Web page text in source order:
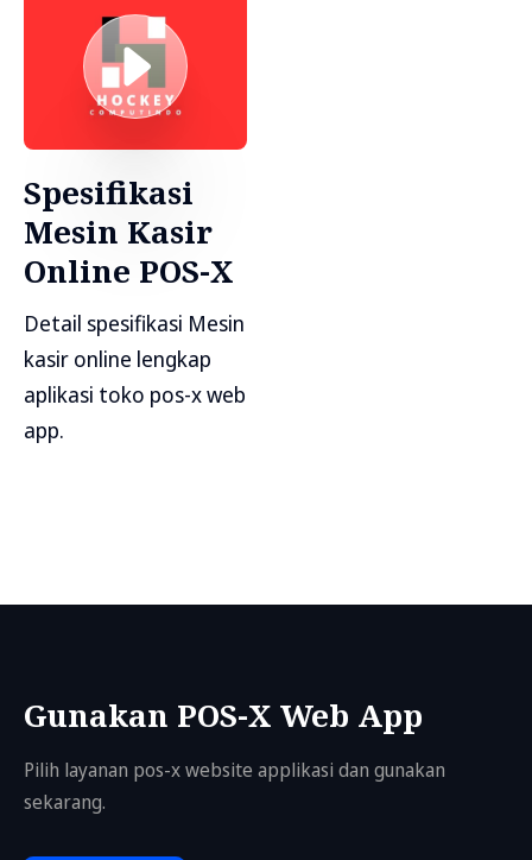
Spesifikasi
Mesin Kasir
Online POS-X
Detail spesifikasi Mesin
kasir online lengkap
aplikasi toko pos-x web
app.
Gunakan POS-X Web App
Pilih layanan pos-x website applikasi dan gunakan
sekarang.